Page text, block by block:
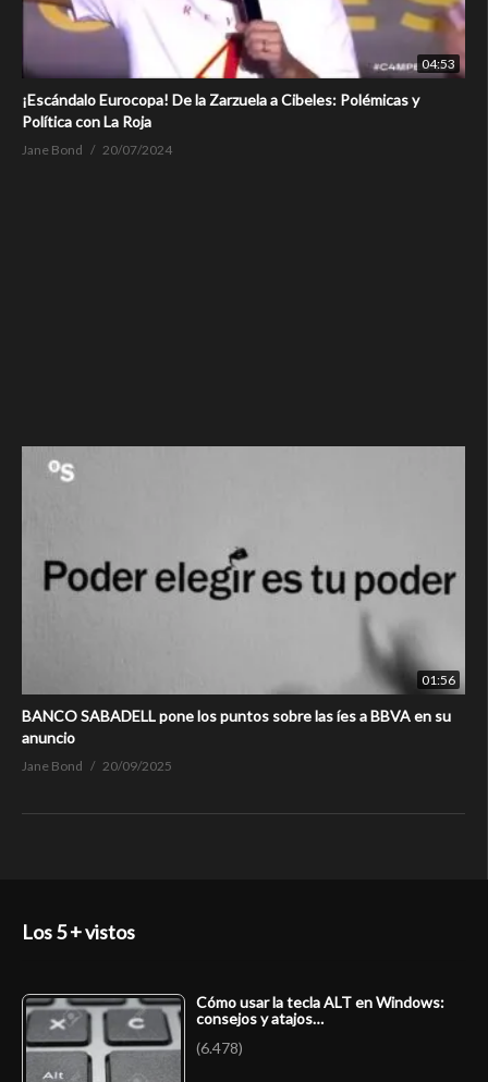
04:53
¡Escándalo Eurocopa! De la Zarzuela a Cibeles: Polémicas y
Política con La Roja
Jane Bond 20/07/2024
01:56
BANCO SABADELL pone los puntos sobre las íes a BBVA en su
anuncio
Jane Bond 20/09/2025
Los 5 + vistos
Cómo usar la tecla ALT en Windows:
consejos y atajos…
(6.478)